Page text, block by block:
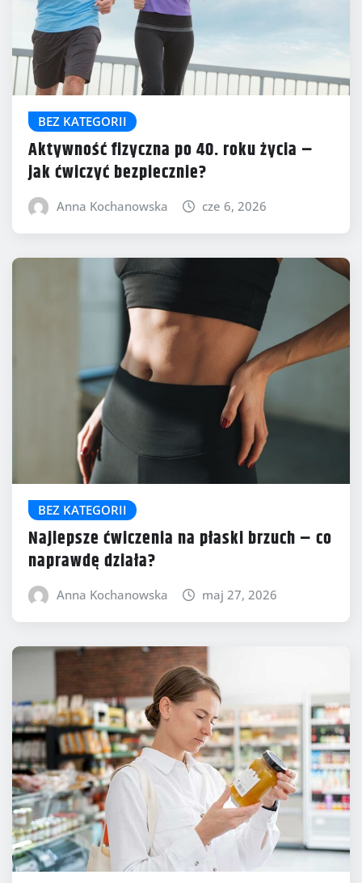
BEZ KATEGORII
Aktywność fizyczna po 40. roku życia –
jak ćwiczyć bezpiecznie?
Anna Kochanowska cze 6, 2026
BEZ KATEGORII
Najlepsze ćwiczenia na płaski brzuch – co
naprawdę działa?
Anna Kochanowska maj 27, 2026